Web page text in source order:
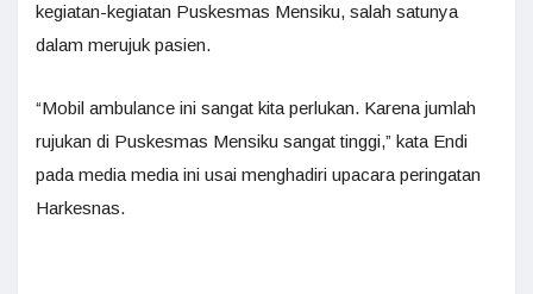
kegiatan-kegiatan Puskesmas Mensiku, salah satunya
dalam merujuk pasien.
“Mobil ambulance ini sangat kita perlukan. Karena jumlah
rujukan di Puskesmas Mensiku sangat tinggi,” kata Endi
pada media media ini usai menghadiri upacara peringatan
Harkesnas.